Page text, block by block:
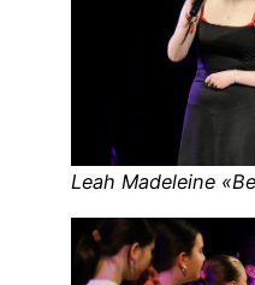
Leah Madeleine